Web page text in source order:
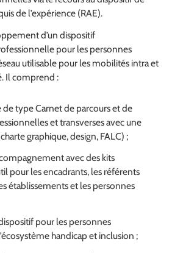
de l’expérience (RAE).
d’un dispositif
pour les personnes
utilisable pour les mobilités intra et
Il comprend :
type Carnet de parcours et de
et transverses avec une
graphique, design, FALC) ;
avec des kits
pour les encadrants, les référents
établissements et les personnes
pour les personnes
handicap et inclusion ;